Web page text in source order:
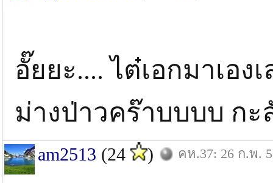
อั๊ยยะ.... ไต๋เอกมาเอ
ม่างป่าวคร๊าบบบบ ก
am2513 (24 ) คห.37: 26 ก.พ.